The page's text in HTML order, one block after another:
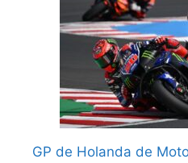
GP de Holanda de